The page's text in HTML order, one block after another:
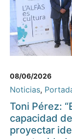
08/06/2026
Noticias,
Toni Pérez:
capacidad
proyectar